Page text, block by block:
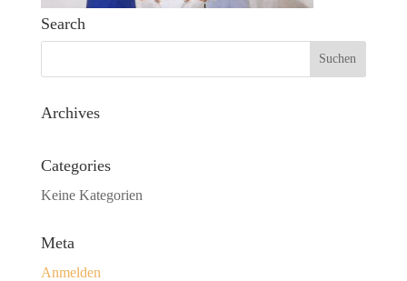
Search
Archives
Categories
Keine Kategorien
Meta
Anmelden